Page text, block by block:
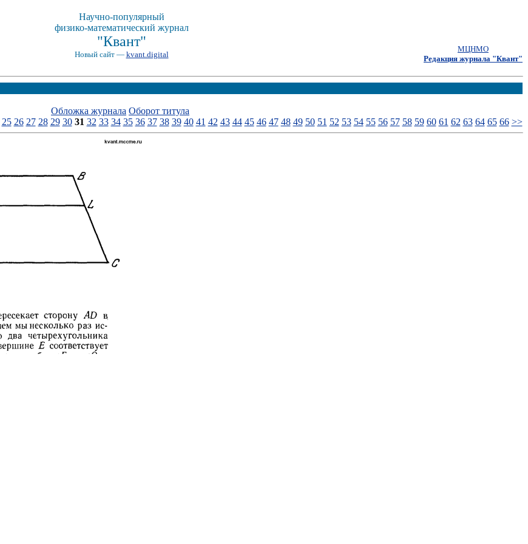
Научно-популярный
физико-математический журнал
"Квант"
Новый сайт — kvant.digital
МЦНМО
Редакция журнала "Квант"
Обложка журнала Оборот титула
25 26 27 28 29 30 31 32 33 34 35 36 37 38 39 40 41 42 43 44 45 46 47 48 49 50 51 52 53 54 55 56 57 58 59 60 61 62 63 64 65 66 >>